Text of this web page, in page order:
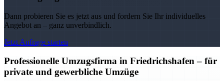
Dann probieren Sie es jetzt aus und fordern Sie Ihr individuelles
Angebot an – ganz unverbindlich.
Jetzt Anfrage starten
Professionelle Umzugsfirma in Friedrichshafen – für
private und gewerbliche Umzüge